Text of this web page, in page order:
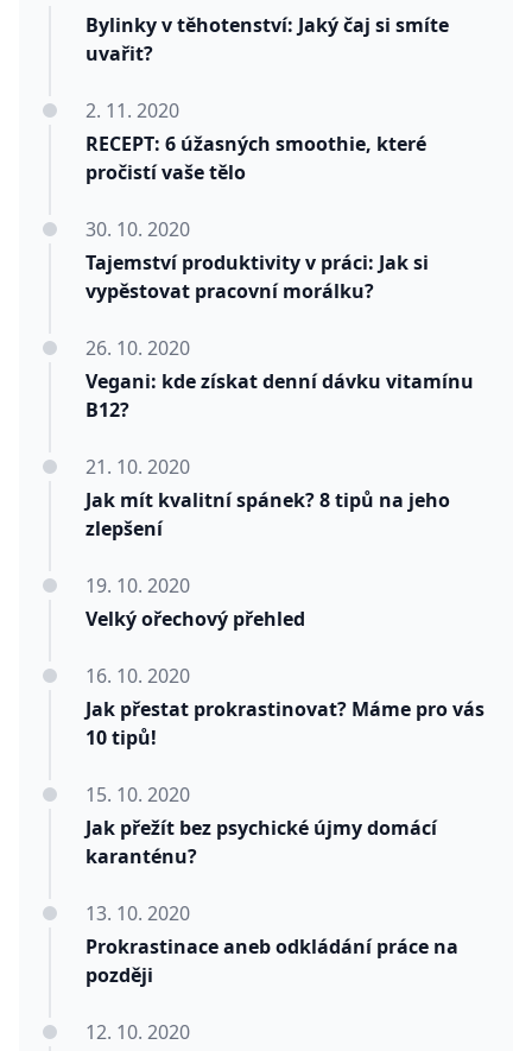
Bylinky v těhotenství: Jaký čaj si smíte
uvařit?
RECEPT: 6 úžasných smoothie, které
pročistí vaše tělo
2. 11. 2020
Tajemství produktivity v práci: Jak si
vypěstovat pracovní morálku?
30. 10. 2020
Vegani: kde získat denní dávku vitamínu
B12?
26. 10. 2020
Jak mít kvalitní spánek? 8 tipů na jeho
zlepšení
21. 10. 2020
Velký ořechový přehled
19. 10. 2020
Jak přestat prokrastinovat? Máme pro vás
10 tipů!
16. 10. 2020
Jak přežít bez psychické újmy domácí
karanténu?
15. 10. 2020
Prokrastinace aneb odkládání práce na
později
13. 10. 2020
12. 10. 2020